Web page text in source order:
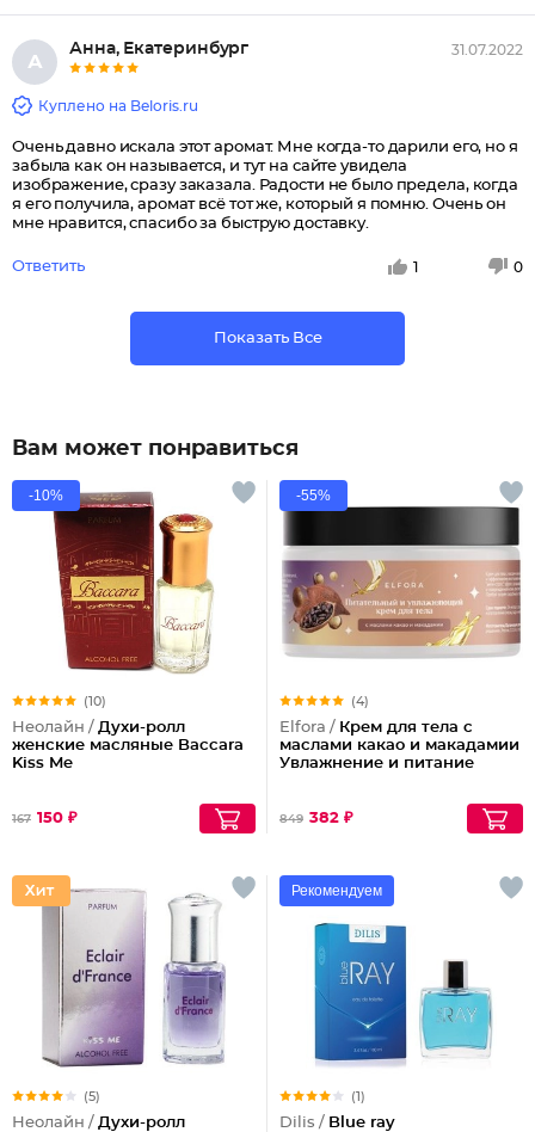
А
Анна, Екатеринбург 31.07.2022
Куплено на Beloris.ru
Очень давно искала этот аромат. Мне когда-то дарили его, но я
забыла как он называется, и тут на сайте увидела
изображение, сразу заказала. Радости не было предела, когда
я его получила, аромат всё тот же, который я помню. Очень он
мне нравится, спасибо за быструю доставку.
Ответить 1 0
Показать Все
Вам может понравиться
-10%
(10)
Неолайн / Духи-ролл
женские масляные Baccara
Kiss Me
167 150 ₽
-55%
(4)
Elfora / Крем для тела с
маслами какао и макадамии
Увлажнение и питание
849 382 ₽
(5)
Неолайн / Духи-ролл
Рекомендуем
(1)
Dilis / Blue ray